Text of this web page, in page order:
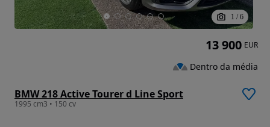
1 / 6
BMW 218 Active Tourer d Line Sport
1995 cm3 • 150 cv
13 900 EUR
Dentro da média